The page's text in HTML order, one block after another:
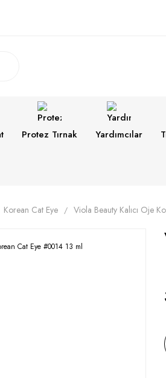
Protez Tırnak Yardımcılar
Korean Cat Eye Viola Beauty Kalıcı Oje